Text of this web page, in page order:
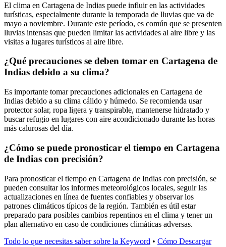
El clima en Cartagena de Indias puede influir en las actividades
turísticas, especialmente durante la temporada de lluvias que va de
mayo a noviembre. Durante este período, es común que se presenten
lluvias intensas que pueden limitar las actividades al aire libre y las
visitas a lugares turísticos al aire libre.
¿Qué precauciones se deben tomar en Cartagena de
Indias debido a su clima?
Es importante tomar precauciones adicionales en Cartagena de
Indias debido a su clima cálido y húmedo. Se recomienda usar
protector solar, ropa ligera y transpirable, mantenerse hidratado y
buscar refugio en lugares con aire acondicionado durante las horas
más calurosas del día.
¿Cómo se puede pronosticar el tiempo en Cartagena
de Indias con precisión?
Para pronosticar el tiempo en Cartagena de Indias con precisión, se
pueden consultar los informes meteorológicos locales, seguir las
actualizaciones en línea de fuentes confiables y observar los
patrones climáticos típicos de la región. También es útil estar
preparado para posibles cambios repentinos en el clima y tener un
plan alternativo en caso de condiciones climáticas adversas.
Todo lo que necesitas saber sobre la Keyword • Cómo Descargar